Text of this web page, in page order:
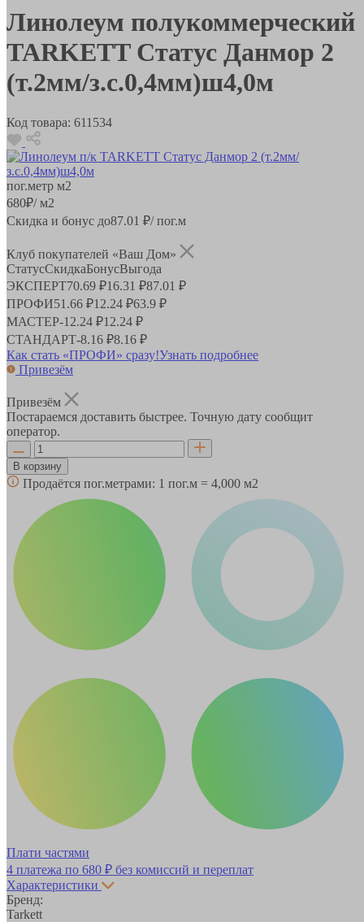
Линолеум полукоммерческий
TARKETT Статус Данмор 2
(т.2мм/з.с.0,4мм)ш4,0м
Код товара: 611534
пог.метр м2
680₽/ м2
Скидка и бонус до87.01 ₽/ пог.м
Клуб покупателей «Ваш Дом»
СтатусСкидкаБонусВыгода
ЭКСПЕРТ70.69 ₽16.31 ₽87.01 ₽
ПРОФИ51.66 ₽12.24 ₽63.9 ₽
МАСТЕР-12.24 ₽12.24 ₽
СТАНДАРТ-8.16 ₽8.16 ₽
Как стать «ПРОФИ» сразу!Узнать подробнее
Привезём
Привезём
Постараемся доставить быстрее. Точную дату сообщит
оператор.
В корзину
Продаётся пог.метрами: 1 пог.м = 4,000 м2
Плати частями
4 платежа по 680 ₽ без комиссий и переплат
Характеристики
Бренд:
Tarkett